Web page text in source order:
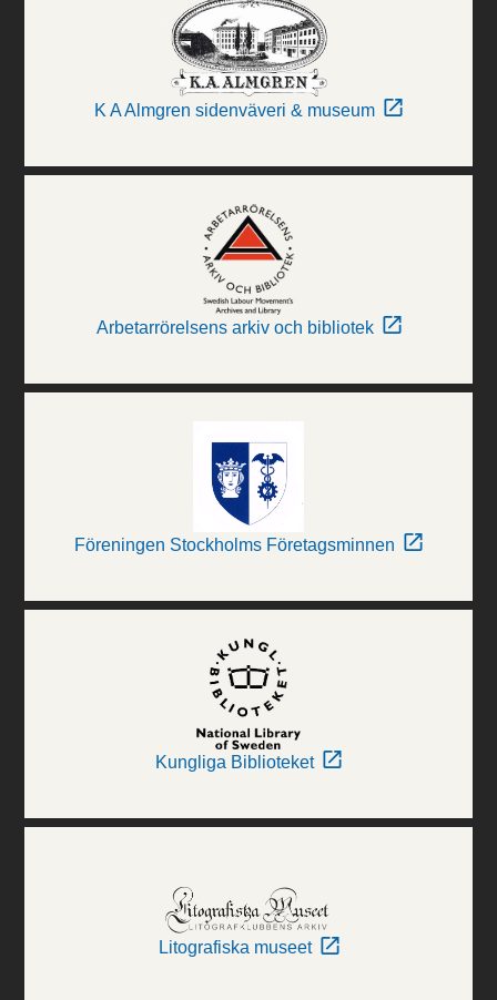
K A Almgren sidenväveri & museum
Arbetarrörelsens arkiv och bibliotek
Föreningen Stockholms Företagsminnen
Kungliga Biblioteket
Litografiska museet